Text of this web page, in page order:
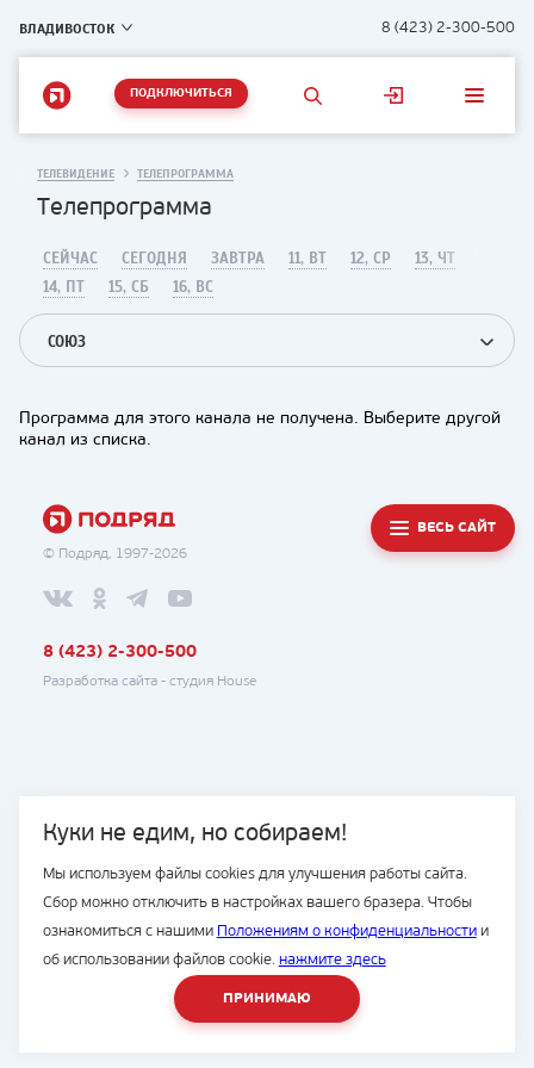
ВЛАДИВОСТОК 8 (423) 2-300-500
ПОДКЛЮЧИТЬСЯ
Куки не едим, но собираем!
Мы используем файлы cookies для улучшения работы сайта.
Сбор можно отключить в настройках вашего бразера. Чтобы
ознакомиться с нашими Положениям о конфиденциальностии
об использовании файлов cookie. нажмите здесь
ПРИНИМАЮ
ТЕЛЕВИДЕНИЕ ТЕЛЕПРОГРАММА
Телепрограмма
СЕЙЧАС СЕГОДНЯ ЗАВТРА 11, ВТ 12, СР
13, ЧТ
14, ПТ
15, СБ 16, ВС
СОЮЗ
Программа для этого канала не получена. Выберите другой
канал из списка.
© Подряд, 1997-2026
ВЕСЬ САЙТ
8 (423) 2-300-500
Разработка сайта - студия House